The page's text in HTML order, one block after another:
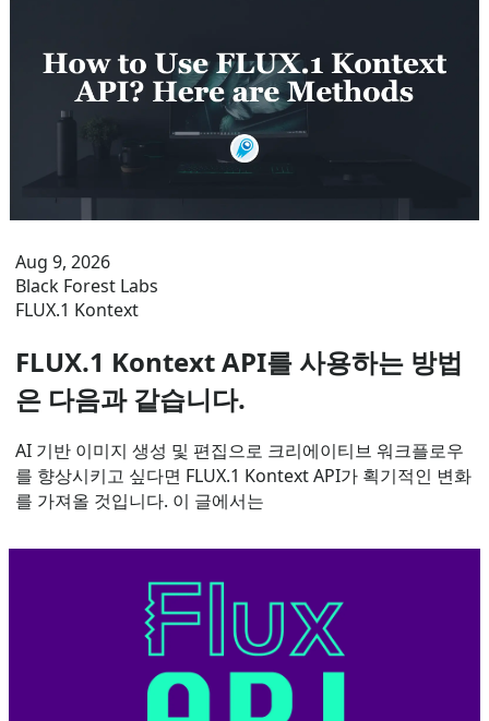
Aug 9, 2026
Black Forest Labs
FLUX.1 Kontext
FLUX.1 Kontext API를 사용하는 방법
은 다음과 같습니다.
AI 기반 이미지 생성 및 편집으로 크리에이티브 워크플로우
를 향상시키고 싶다면 FLUX.1 Kontext API가 획기적인 변화
를 가져올 것입니다. 이 글에서는